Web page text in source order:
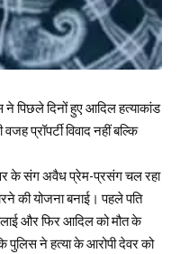
पिछले दिनों हुए आदिल हत्याकांड
प्रॉपर्टी विवाद नहीं बल्कि
के संग अवैध प्रेम-प्रसंग चल रहा
की योजना बनाई। पहले पति
और फिर आदिल को मौत के
पुलिस ने हत्या के आरोपी देवर को